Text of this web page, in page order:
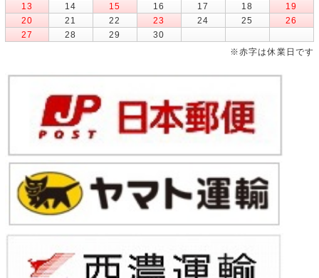
13
14 15 16 17 18
19
20
21 22 23 24 25
26
27
28 29
30
※赤字は休業日です